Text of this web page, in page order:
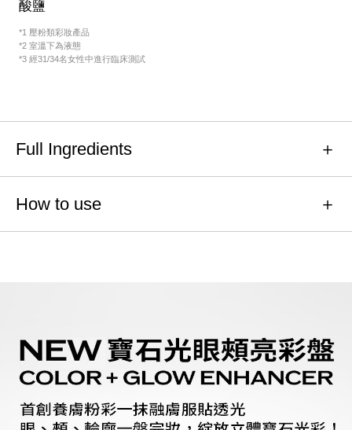
酸鹽
*1 壓粉類彩妝產品
*2 室溫下為液態
*3 經31/34名女性中進行臨床測試
Full Ingredients
How to use